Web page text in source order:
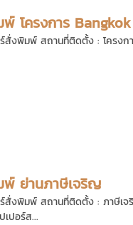
โครงการ
สั่งพิมพ์ สถานที่ติดตั้ง : โครงก
พ์ ย่านภาษีเจริญ
สั่งพิมพ์ สถานที่ติดตั้ง : ภาษีเ
ปอร์ส...